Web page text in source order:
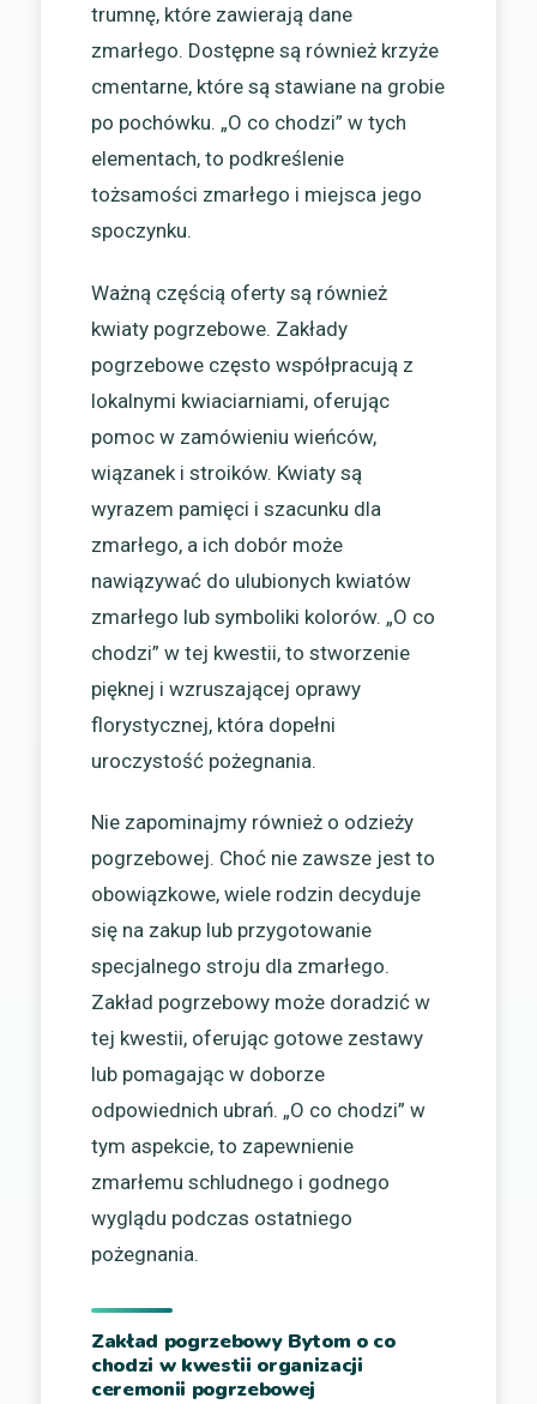
trumnę, które zawierają dane
zmarłego. Dostępne są również krzyże
cmentarne, które są stawiane na grobie
po pochówku. „O co chodzi” w tych
elementach, to podkreślenie
tożsamości zmarłego i miejsca jego
spoczynku.
Ważną częścią oferty są również
kwiaty pogrzebowe. Zakłady
pogrzebowe często współpracują z
lokalnymi kwiaciarniami, oferując
pomoc w zamówieniu wieńców,
wiązanek i stroików. Kwiaty są
wyrazem pamięci i szacunku dla
zmarłego, a ich dobór może
nawiązywać do ulubionych kwiatów
zmarłego lub symboliki kolorów. „O co
chodzi” w tej kwestii, to stworzenie
pięknej i wzruszającej oprawy
florystycznej, która dopełni
uroczystość pożegnania.
Nie zapominajmy również o odzieży
pogrzebowej. Choć nie zawsze jest to
obowiązkowe, wiele rodzin decyduje
się na zakup lub przygotowanie
specjalnego stroju dla zmarłego.
Zakład pogrzebowy może doradzić w
tej kwestii, oferując gotowe zestawy
lub pomagając w doborze
odpowiednich ubrań. „O co chodzi” w
tym aspekcie, to zapewnienie
zmarłemu schludnego i godnego
wyglądu podczas ostatniego
pożegnania.
Zakład pogrzebowy Bytom o co
chodzi w kwestii organizacji
ceremonii pogrzebowej